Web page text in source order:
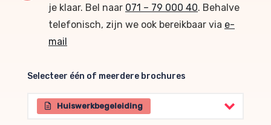
je klaar. Bel naar 071 – 79 000 40. Behalve
telefonisch, zijn we ook bereikbaar via e-
mail
Selecteer één of meerdere brochures
Selecteer één of meerdere brochures
Huiswerkbegeleiding